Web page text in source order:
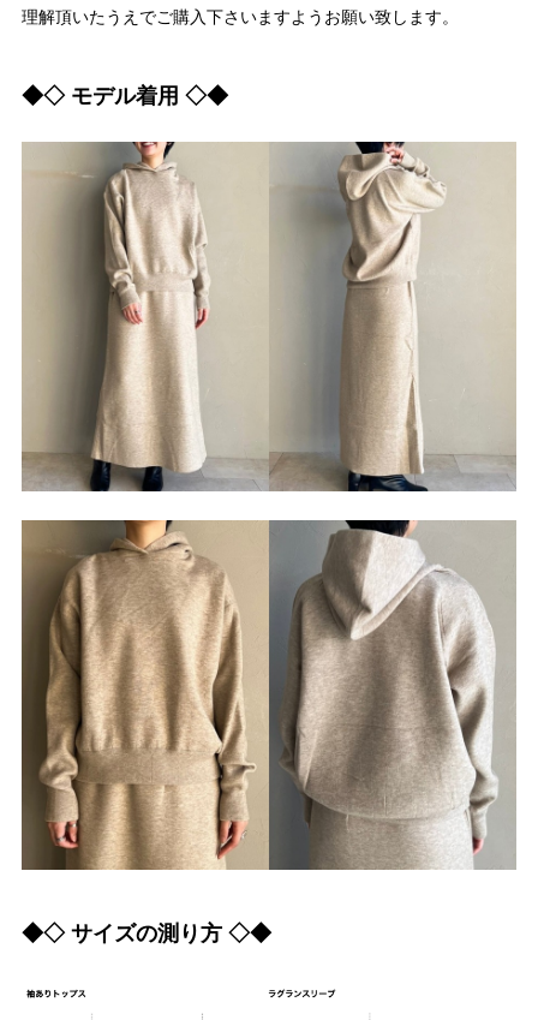
理解頂いたうえでご購入下さいますようお願い致します。
◆◇ モデル着用 ◇◆
◆◇ サイズの測り方 ◇◆